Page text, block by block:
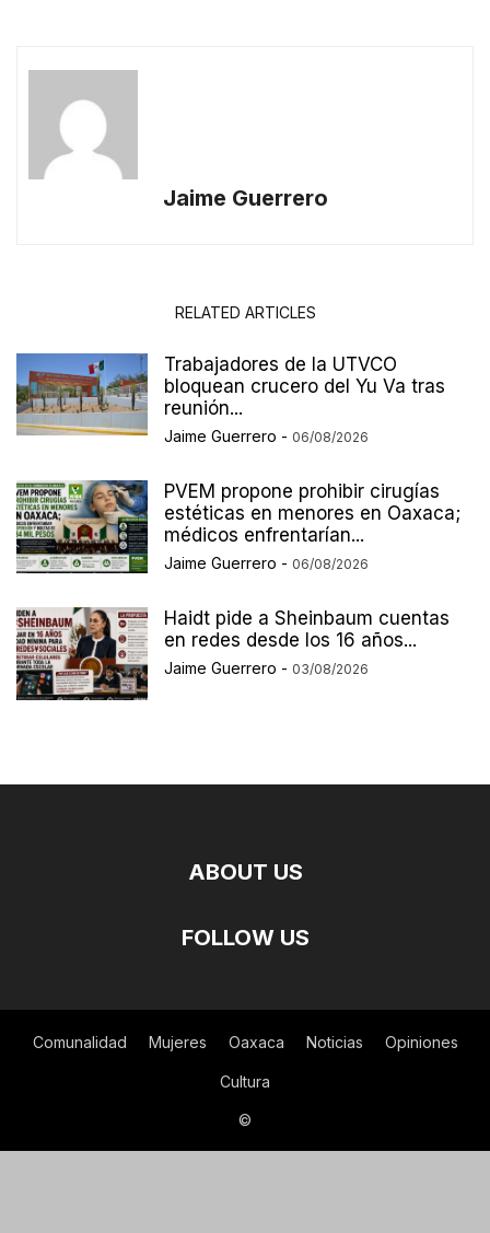
Jaime Guerrero
RELATED ARTICLES
Trabajadores de la UTVCO
bloquean crucero del Yu Va tras
reunión...
Jaime Guerrero - 06/08/2026
PVEM propone prohibir cirugías
estéticas en menores en Oaxaca;
médicos enfrentarían...
Jaime Guerrero - 06/08/2026
Haidt pide a Sheinbaum cuentas
en redes desde los 16 años...
Jaime Guerrero - 03/08/2026
ABOUT US
FOLLOW US
Comunalidad Mujeres Oaxaca Noticias Opiniones
Cultura
©